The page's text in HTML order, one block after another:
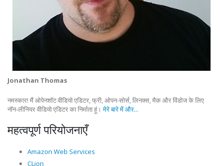
Jonathan Thomas
नमस्कार! मैं ओपेनशॉट वीडियो एडिटर, फ्री, ओपन-सोर्स, लिनक्स, मैक और विंडोज के लिए
नॉन-लीनियर वीडियो एडिटर का निर्माता हूं।मेरे बारे में और...
महत्वपूर्ण परियोजनाएँ
Amazon Web Services
CLion